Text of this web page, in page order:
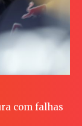
com falhas